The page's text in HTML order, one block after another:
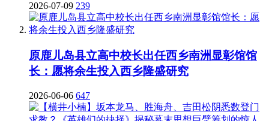
2026-07-09 239
原鹿儿岛县立高中校长出任西乡南洲显彰馆馆
长：愿将余生投入西乡隆盛研究
2026-06-06 647